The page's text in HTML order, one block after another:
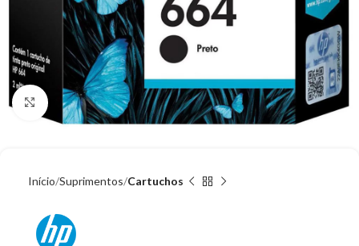
Clique para ampliar
Início Suprimentos Cartuchos